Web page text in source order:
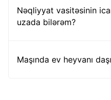
Nəqliyyat vasitəsinin
uzada bilərəm?
Maşında ev heyvanı